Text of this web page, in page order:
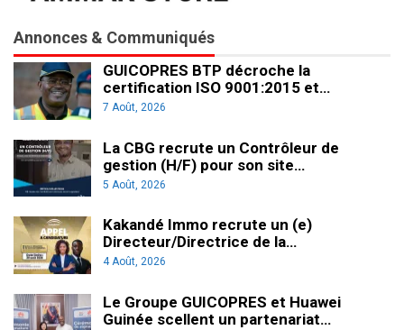
Annonces & Communiqués
GUICOPRES BTP décroche la
certification ISO 9001:2015 et…
7 Août, 2026
La CBG recrute un Contrôleur de
gestion (H/F) pour son site…
5 Août, 2026
Kakandé Immo recrute un (e)
Directeur/Directrice de la…
4 Août, 2026
Le Groupe GUICOPRES et Huawei
Guinée scellent un partenariat…